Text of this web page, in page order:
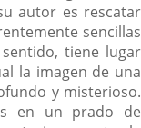
autor es rescatar
sencillas
tiene lugar
la imagen de una
y misterioso.
en un prado de